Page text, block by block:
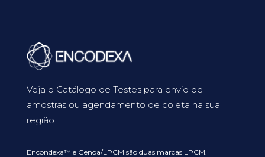
Veja o Catálogo de Testes para envio de
amostras ou agendamento de coleta na sua
região.
Encondexa™ e Genoa/LPCM são duas marcas LPCM.